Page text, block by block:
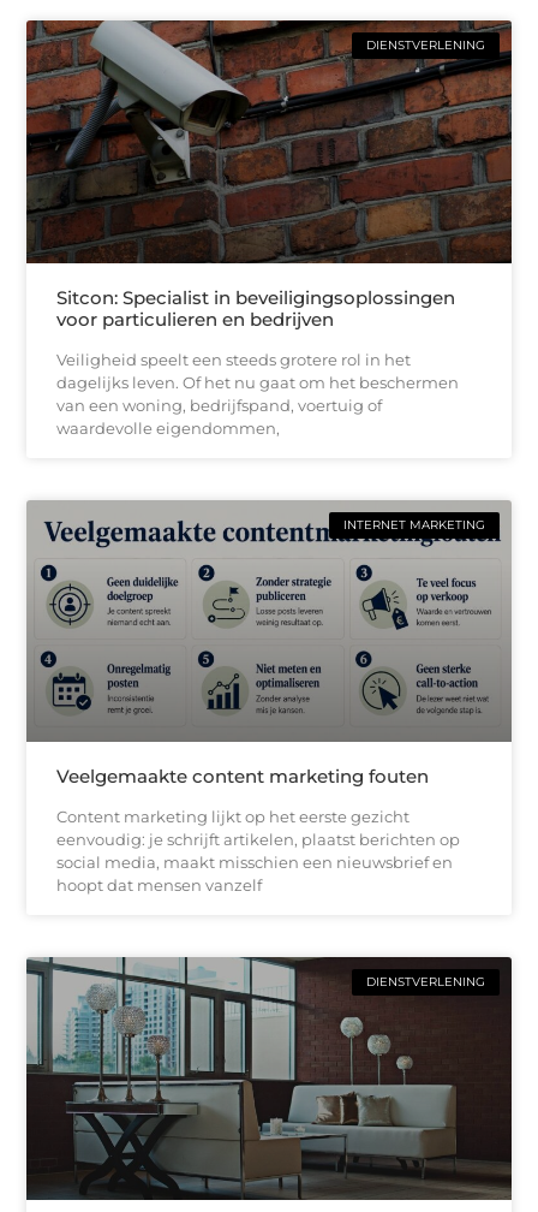
DIENSTVERLENING
Sitcon: Specialist in beveiligingsoplossingen
voor particulieren en bedrijven
Veiligheid speelt een steeds grotere rol in het
dagelijks leven. Of het nu gaat om het beschermen
van een woning, bedrijfspand, voertuig of
waardevolle eigendommen,
INTERNET MARKETING
Veelgemaakte content marketing fouten
Content marketing lijkt op het eerste gezicht
eenvoudig: je schrijft artikelen, plaatst berichten op
social media, maakt misschien een nieuwsbrief en
hoopt dat mensen vanzelf
DIENSTVERLENING